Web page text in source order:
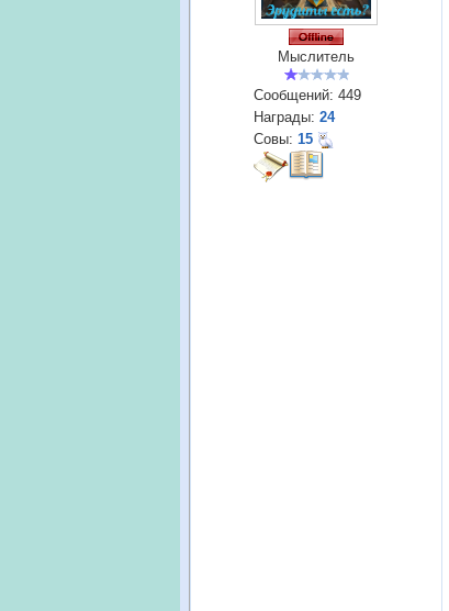
Мыслитель
Сообщений: 449
Награды: 24
Совы: 15